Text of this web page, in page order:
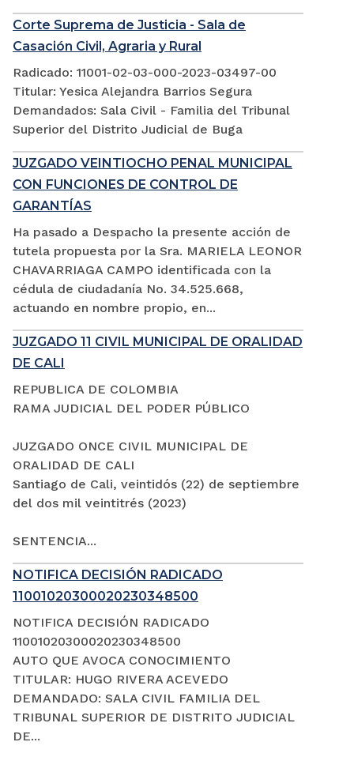
Corte Suprema de Justicia - Sala de
Casación Civil, Agraria y Rural
Radicado: 11001-02-03-000-2023-03497-00
Titular: Yesica Alejandra Barrios Segura
Demandados: Sala Civil - Familia del Tribunal
Superior del Distrito Judicial de Buga
JUZGADO VEINTIOCHO PENAL MUNICIPAL
CON FUNCIONES DE CONTROL DE
GARANTÍAS
Ha pasado a Despacho la presente acción de
tutela propuesta por la Sra. MARIELA LEONOR
CHAVARRIAGA CAMPO identificada con la
cédula de ciudadanía No. 34.525.668,
actuando en nombre propio, en...
JUZGADO 11 CIVIL MUNICIPAL DE ORALIDAD
DE CALI
REPUBLICA DE COLOMBIA
RAMA JUDICIAL DEL PODER PÚBLICO
JUZGADO ONCE CIVIL MUNICIPAL DE
ORALIDAD DE CALI
Santiago de Cali, veintidós (22) de septiembre
del dos mil veintitrés (2023)
SENTENCIA...
NOTIFICA DECISIÓN RADICADO
11001020300020230348500
NOTIFICA DECISIÓN RADICADO
11001020300020230348500
AUTO QUE AVOCA CONOCIMIENTO
TITULAR: HUGO RIVERA ACEVEDO
DEMANDADO: SALA CIVIL FAMILIA DEL
TRIBUNAL SUPERIOR DE DISTRITO JUDICIAL
DE...